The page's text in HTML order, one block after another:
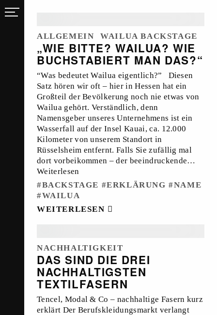
ALLGEMEIN WAILUA BACKSTAGE
„WIE BITTE? WAILUA? WIE
BUCHSTABIERT MAN DAS?“
“Was bedeutet Wailua eigentlich?” Diesen
Satz hören wir oft – hier in Hessen hat ein
Großteil der Bevölkerung noch nie etwas von
Wailua gehört. Verständlich, denn
Namensgeber unseres Unternehmens ist ein
Wasserfall auf der Insel Kauai, ca. 12.000
Kilometer von unserem Standort in
Rüsselsheim entfernt. Falls Sie zufällig mal
dort vorbeikommen – der beeindruckende…
Weiterlesen
BACKSTAGE
ERKLÄRUNG
NAME
WAILUA
WEITERLESEN
NACHHALTIGKEIT
DAS SIND DIE DREI
NACHHALTIGSTEN
TEXTILFASERN
Tencel, Modal & Co – nachhaltige Fasern kurz
erklärt Der Berufskleidungsmarkt verlangt